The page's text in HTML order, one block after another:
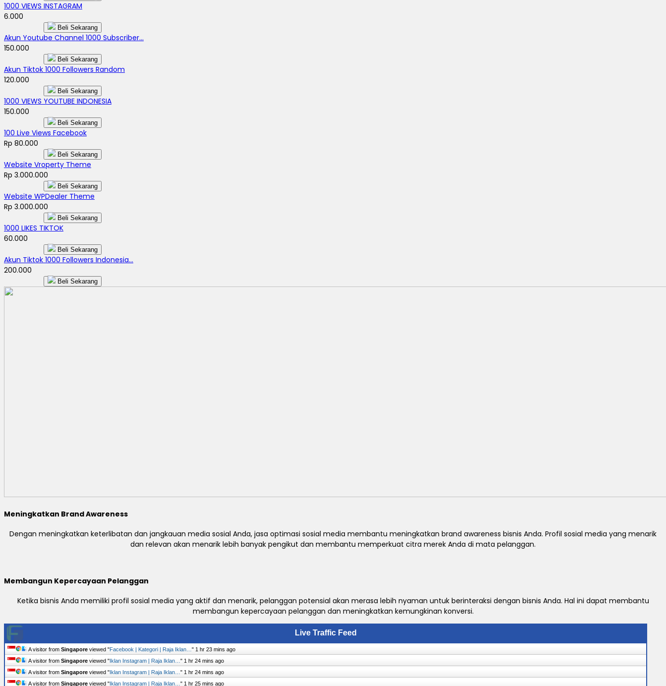
1000 VIEWS INSTAGRAM
6.000
Beli Sekarang
Akun Youtube Channel 1000 Subscriber...
150.000
Beli Sekarang
Akun Tiktok 1000 Followers Random
120.000
Beli Sekarang
1000 VIEWS YOUTUBE INDONESIA
150.000
Beli Sekarang
100 Live Views Facebook
Rp 80.000
Beli Sekarang
Website Vroperty Theme
Rp 3.000.000
Beli Sekarang
Website WPDealer Theme
Rp 3.000.000
Beli Sekarang
1000 LIKES TIKTOK
60.000
Beli Sekarang
Akun Tiktok 1000 Followers Indonesia...
200.000
Beli Sekarang
Meningkatkan Brand Awareness
Dengan meningkatkan keterlibatan dan jangkauan media sosial Anda, jasa optimasi sosial media membantu meningkatkan brand awareness bisnis Anda. Profil sosial media yang menarik
dan relevan akan menarik lebih banyak pengikut dan membantu memperkuat citra merek Anda di mata pelanggan.
Membangun Kepercayaan Pelanggan
Ketika bisnis Anda memiliki profil sosial media yang aktif dan menarik, pelanggan potensial akan merasa lebih nyaman untuk berinteraksi dengan bisnis Anda. Hal ini dapat membantu
membangun kepercayaan pelanggan dan meningkatkan kemungkinan konversi.
Live Traffic Feed
A visitor from Singapore viewed "Facebook | Kategori | Raja Iklan… " 1 hr 23 mins ago
A visitor from Singapore viewed "Iklan Instagram | Raja Iklan… " 1 hr 24 mins ago
A visitor from Singapore viewed "Iklan Instagram | Raja Iklan… " 1 hr 24 mins ago
A visitor from Singapore viewed "Iklan Instagram | Raja Iklan… " 1 hr 25 mins ago